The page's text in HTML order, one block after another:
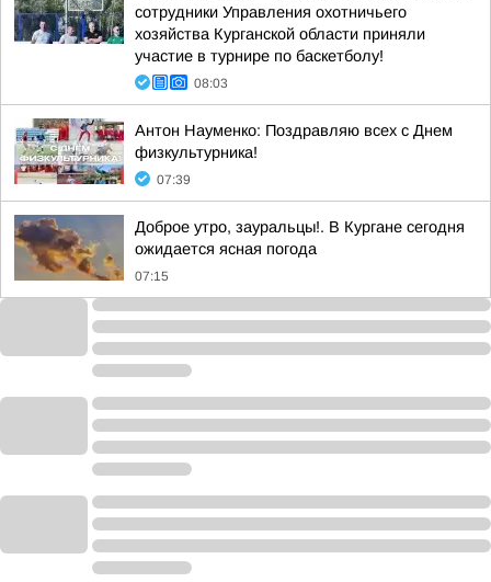
сотрудники Управления охотничьего
хозяйства Курганской области приняли
участие в турнире по баскетболу!
08:03
Антон Науменко: Поздравляю всех с Днем
физкультурника!
07:39
Доброе утро, зауральцы!. В Кургане сегодня
ожидается ясная погода
07:15